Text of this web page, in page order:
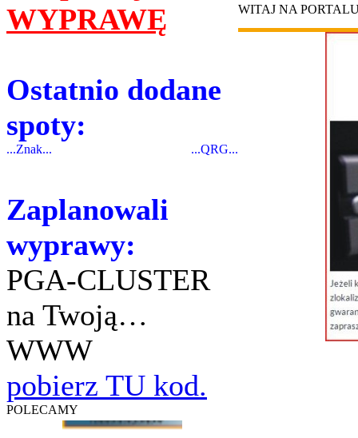
WYPRAWĘ
Ostatnio dodane
spoty:
...Znak... ...QRG...
Zaplanowali
wyprawy:
PGA-CLUSTER
na Twoją…
WWW
pobierz TU kod.
POLECAMY
WITAJ NA